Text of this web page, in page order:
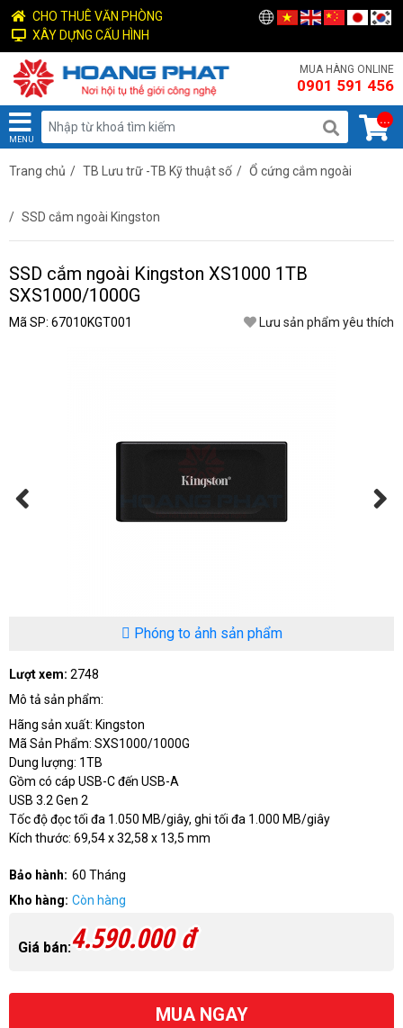
CHO THUÊ VĂN PHÒNG
XÂY DỰNG CẤU HÌNH
MUA HÀNG ONLINE
0901 591 456
MENU
...
Trang chủ / TB Lưu trữ -TB Kỹ thuật số / Ổ cứng cắm ngoài
/ SSD cắm ngoài Kingston
SSD cắm ngoài Kingston XS1000 1TB
SXS1000/1000G
Mã SP: 67010KGT001 Lưu sản phẩm yêu thích
Phóng to ảnh sản phẩm
Lượt xem: 2748
Mô tả sản phẩm:
Hãng sản xuất: Kingston
Mã Sản Phẩm: SXS1000/1000G
Dung lượng: 1TB
Gồm có cáp USB-C đến USB-A
USB 3.2 Gen 2
Tốc độ đọc tối đa 1.050 MB/giây, ghi tối đa 1.000 MB/giây
Kích thước: 69,54 x 32,58 x 13,5 mm
Bảo hành: 60 Tháng
Kho hàng: Còn hàng
Giá bán:4.590.000 đ
MUA NGAY